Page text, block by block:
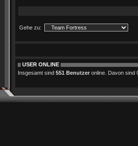
Gehe zu:
USER ONLINE
Insgesamt sind 551 Benutzer online. Davon sind